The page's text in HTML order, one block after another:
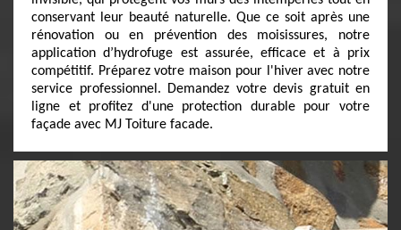
conservant leur beauté naturelle. Que ce soit après une
rénovation ou en prévention des moisissures, notre
application d’hydrofuge est assurée, efficace et à prix
compétitif. Préparez votre maison pour l'hiver avec notre
service professionnel. Demandez votre devis gratuit en
ligne et profitez d'une protection durable pour votre
façade avec MJ Toiture facade.